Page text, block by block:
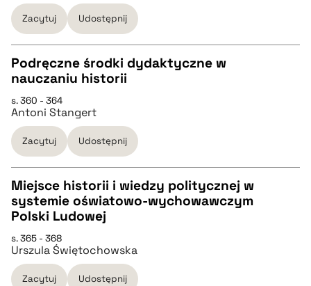
pobierz cytat
BIBTEX
Zacytuj Udostępnij
pobierz cytat
BIBTEX
pobierz cytat
Podręczne środki dydaktyczne w
nauczaniu historii
s. 360 - 364
Antoni Stangert
Zacytuj Udostępnij
CZYSTY TEKST
pobierz cytat
Miejsce historii i wiedzy politycznej w
systemie oświatowo-wychowawczym
Polski Ludowej
s. 365 - 368
Urszula Świętochowska
Zacytuj Udostępnij